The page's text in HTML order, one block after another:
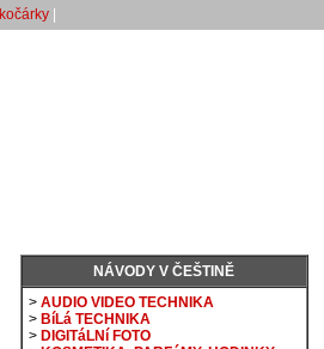
kočárky|
NÁVODY V ČEŠTINĚ
> AUDIO VIDEO TECHNIKA
> BíLá TECHNIKA
> DIGITáLNí FOTO